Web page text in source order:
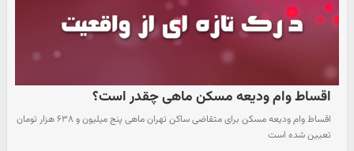
اقساط وام ودیعه مسکن ماهی چقدر است؟
اقساط وام ودیعه مسکن برای متقاضی ساکن تهران ماهی پنج میلیون و ۶۳۸ هزار تومان
تعیین شده است